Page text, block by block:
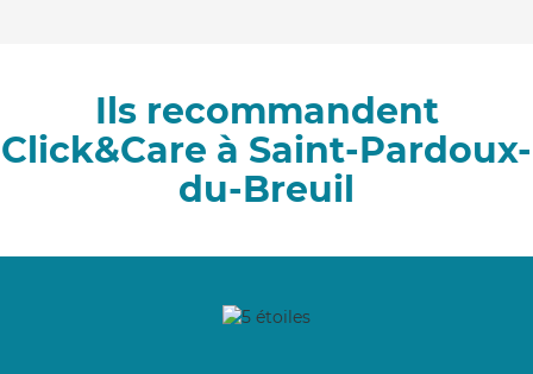
Ils recommandent
Click&Care à Saint-Pardoux-
du-Breuil